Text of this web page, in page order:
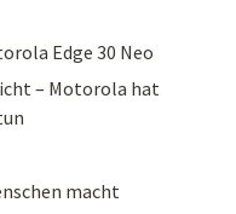
Edge 30 Neo
– Motorola hat
macht